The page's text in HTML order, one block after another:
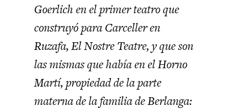
Goerlich en el primer teatro que
construyó para Carceller en
Ruzafa, El Nostre Teatre, y que son
las mismas que había en el Horno
Martí, propiedad de la parte
materna de la familia de Berlanga: